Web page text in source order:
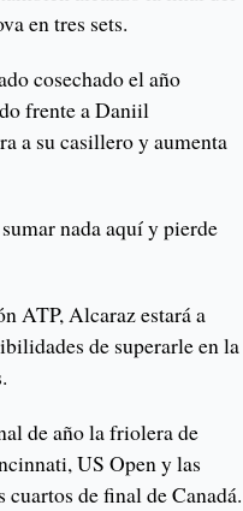
en tres sets.
cosechado el año
frente a Daniil
a su casillero y aumenta
nada aquí y pierde
ATP, Alcaraz estará a
de superarle en la
de año la friolera de
US Open y las
de final de Canadá.